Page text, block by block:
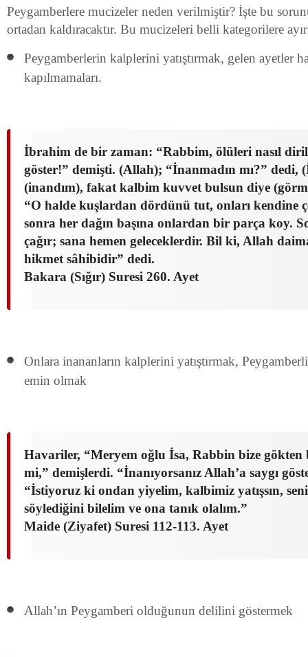
Peygamberlere mucizeler neden verilmiştir? İşte bu
ortadan kaldıracaktır. Bu mucizeleri belli kategorilere
Peygamberlerin kalplerini yatıştırmak, gelen ayetler
kapılmamaları.
İbrahim de bir zaman: “Rabbim, ölüleri nasıl
göster!” demişti. (Allah); “İnanmadın mı?” dedi,
(inandım), fakat kalbim kuvvet bulsun diye
“O halde kuşlardan dördünü tut, onları kendine
sonra her dağın başına onlardan bir parça koy.
çağır; sana hemen geleceklerdir. Bil ki, Allah
hikmet sâhibidir” dedi.
Bakara (Sığır) Suresi 260. Ayet
Onlara inananların kalplerini yatıştırmak,
emin olmak
Havariler, “Meryem oğlu İsa, Rabbin bize
mi,” demişlerdi. “İnanıyorsanız Allah’a saygı
“İstiyoruz ki ondan yiyelim, kalbimiz yatışsın,
söylediğini bilelim ve ona tanık olalım.”
Maide (Ziyafet) Suresi 112-113. Ayet
Allah’ın Peygamberi olduğunun delilini göstermek